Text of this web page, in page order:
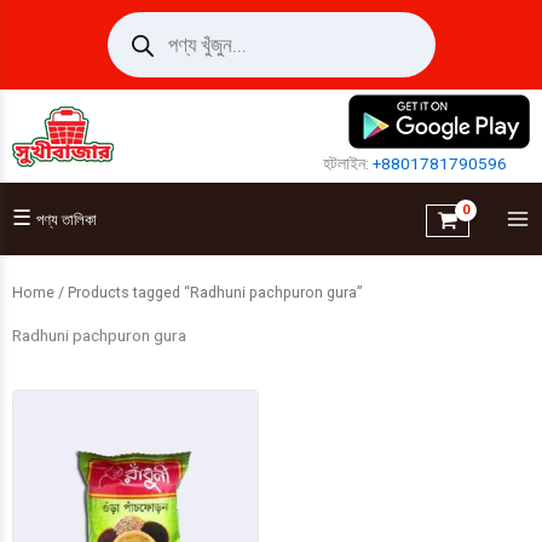
Products
search
হটলাইন:+8801781790596
☰ পণ্য তালিকা
Home / Products tagged “Radhuni pachpuron gura”
Radhuni pachpuron gura